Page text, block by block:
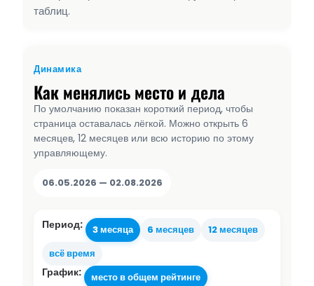
таблиц.
Динамика
Как менялись место и дела
По умолчанию показан короткий период, чтобы
страница оставалась лёгкой. Можно открыть 6
месяцев, 12 месяцев или всю историю по этому
управляющему.
06.05.2026 — 02.08.2026
Период: 3 месяца 6 месяцев
12 месяцев
всё время
График:
место в общем рейтинге